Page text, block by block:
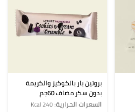
بروتين بار بالكوكيز والكريمة
بدون سكر مضاف 60جم
السعرات الحرارية: 240 Kcal